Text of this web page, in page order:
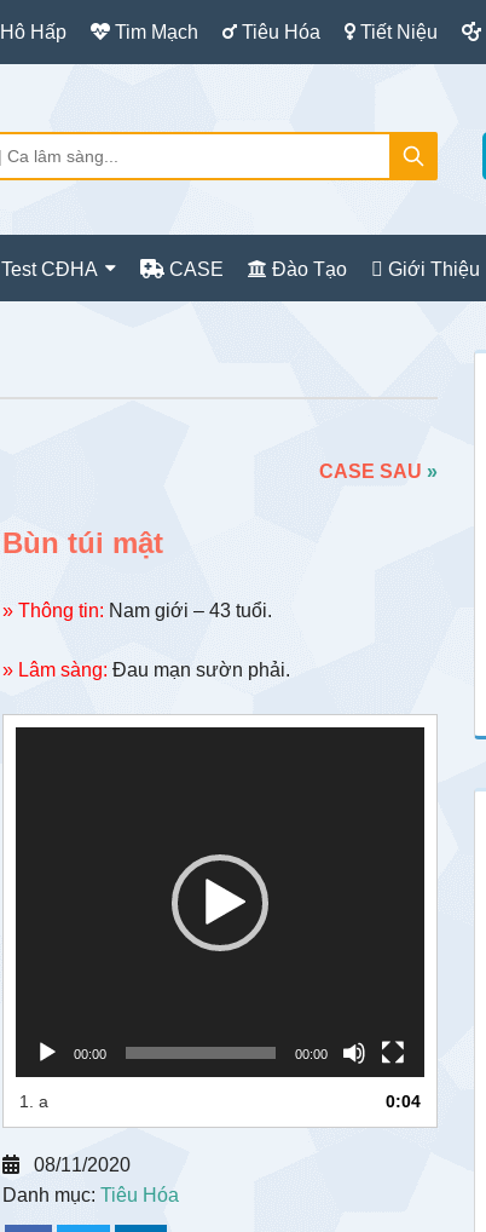
Hô Hấp Tim Mạch Tiêu Hóa Tiết Niệu
Test CĐHA CASE Đào Tạo Giới Thiệu
CASE SAU »
Bùn túi mật
» Thông tin: Nam giới – 43 tuổi.
» Lâm sàng: Đau mạn sườn phải.
00:00 00:00
1. a 0:04
08/11/2020
Danh mục: Tiêu Hóa